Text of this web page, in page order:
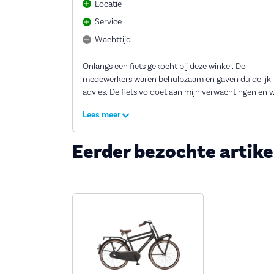
Locatie
Service
Wachttijd
Onlangs een fiets gekocht bij deze winkel. De
medewerkers waren behulpzaam en gaven duidelijk
advies. De fiets voldoet aan mijn verwachtingen en
Lees meer
Eerder bezochte